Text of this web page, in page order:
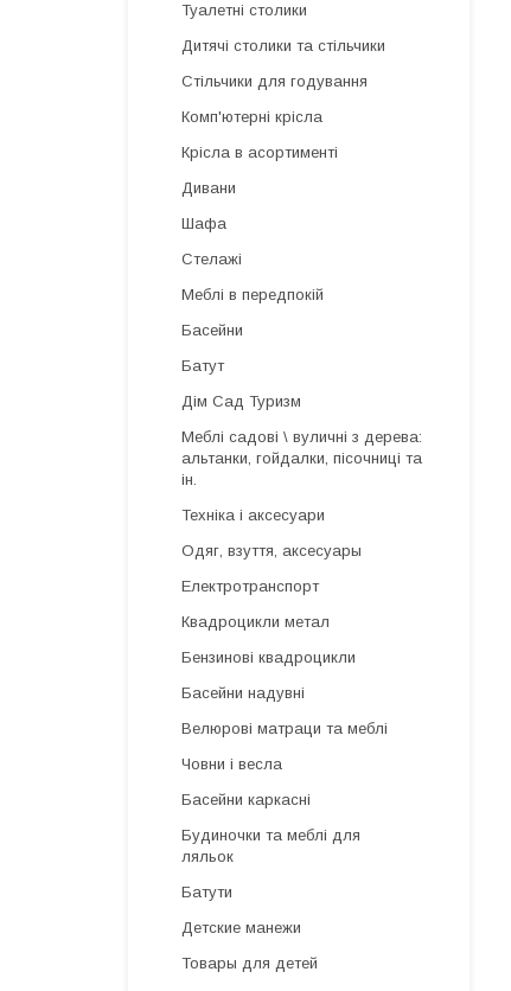
Туалетні столики
Дитячі столики та стільчики
Стільчики для годування
Комп'ютерні крісла
Крісла в асортименті
Дивани
Шафа
Стелажі
Меблі в передпокій
Басейни
Батут
Дім Сад Туризм
Меблі садові \ вуличні з дерева:
альтанки, гойдалки, пісочниці та
ін.
Техніка і аксесуари
Одяг, взуття, аксесуары
Електротранспорт
Квадроцикли метал
Бензинові квадроцикли
Басейни надувні
Велюрові матраци та меблі
Човни і весла
Басейни каркасні
Будиночки та меблі для
ляльок
Батути
Детские манежи
Товары для детей